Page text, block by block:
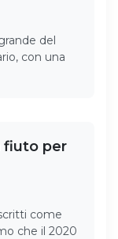
del
con una
fiuto per
come
che il 2020